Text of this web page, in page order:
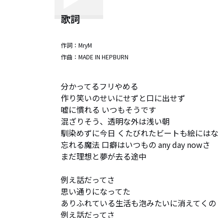
歌詞
作詞： MryM
作曲： MADE IN HEPBURN
分かってるフリやめる
作り笑いのせいにせずと口に出せず
嘘に慣れる いつもそうです
混ざりそう、透明な外は浅い朝
馴染めずに今日 くたびれたビートも絵には
忘れる魔法 口癖はいつもの any day nowさ
まだ理想と夢が去る途中
例え話だってさ
思い通りになってた
ありふれている生活も泡みたいに消えてくの
例え話だってさ